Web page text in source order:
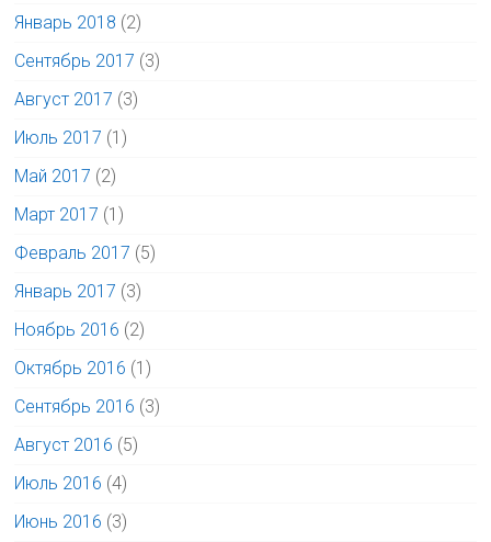
Январь 2018 (2)
Сентябрь 2017 (3)
Август 2017 (3)
Июль 2017 (1)
Май 2017 (2)
Март 2017 (1)
Февраль 2017 (5)
Январь 2017 (3)
Ноябрь 2016 (2)
Октябрь 2016 (1)
Сентябрь 2016 (3)
Август 2016 (5)
Июль 2016 (4)
Июнь 2016 (3)